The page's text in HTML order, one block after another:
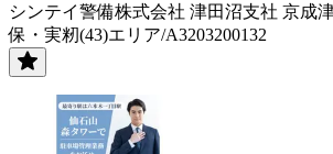
シンテイ警備株式会社 津田沼支社 京成
保・実籾(43)エリア/A3203200132